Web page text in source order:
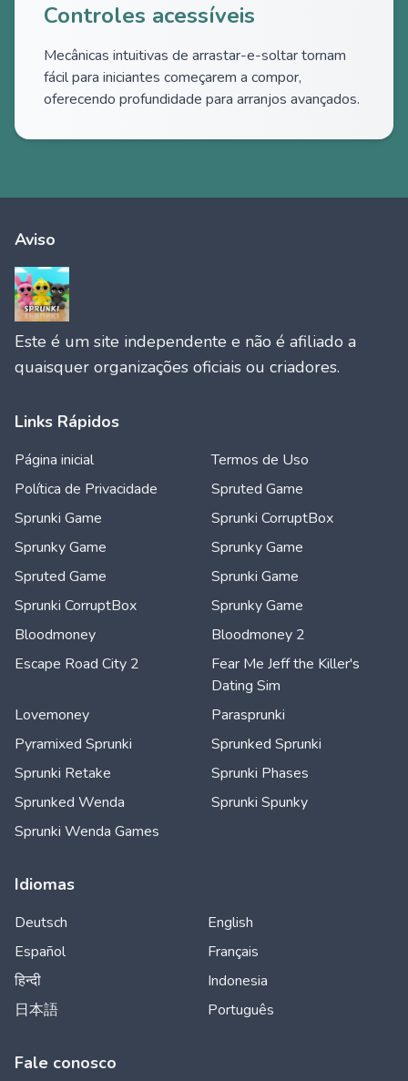
Controles acessíveis
Mecânicas intuitivas de arrastar-e-soltar tornam
fácil para iniciantes começarem a compor,
oferecendo profundidade para arranjos avançados.
Aviso
Este é um site independente e não é afiliado a
quaisquer organizações oficiais ou criadores.
Links Rápidos
Página inicial
Termos de Uso
Política de Privacidade
Spruted Game
Sprunki Game
Sprunki CorruptBox
Sprunky Game
Sprunky Game
Spruted Game
Sprunki Game
Sprunki CorruptBox
Sprunky Game
Bloodmoney
Bloodmoney 2
Escape Road City 2
Fear Me Jeff the Killer's
Dating Sim
Lovemoney
Parasprunki
Pyramixed Sprunki
Sprunked Sprunki
Sprunki Retake
Sprunki Phases
Sprunked Wenda
Sprunki Spunky
Sprunki Wenda Games
Idiomas
Deutsch
English
Español
Français
हिन्दी
Indonesia
日本語
Português
Fale conosco